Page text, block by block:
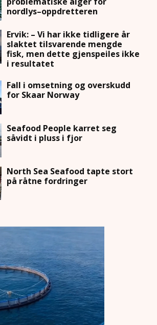
nordlys–oppdretteren
Ervik: – Vi har ikke tidligere år
slaktet tilsvarende mengde
fisk, men dette gjenspeiles ikke
i resultatet
Fall i omsetning og overskudd
for Skaar Norway
Seafood People karret seg
såvidt i pluss i fjor
North Sea Seafood tapte stort
på råtne fordringer